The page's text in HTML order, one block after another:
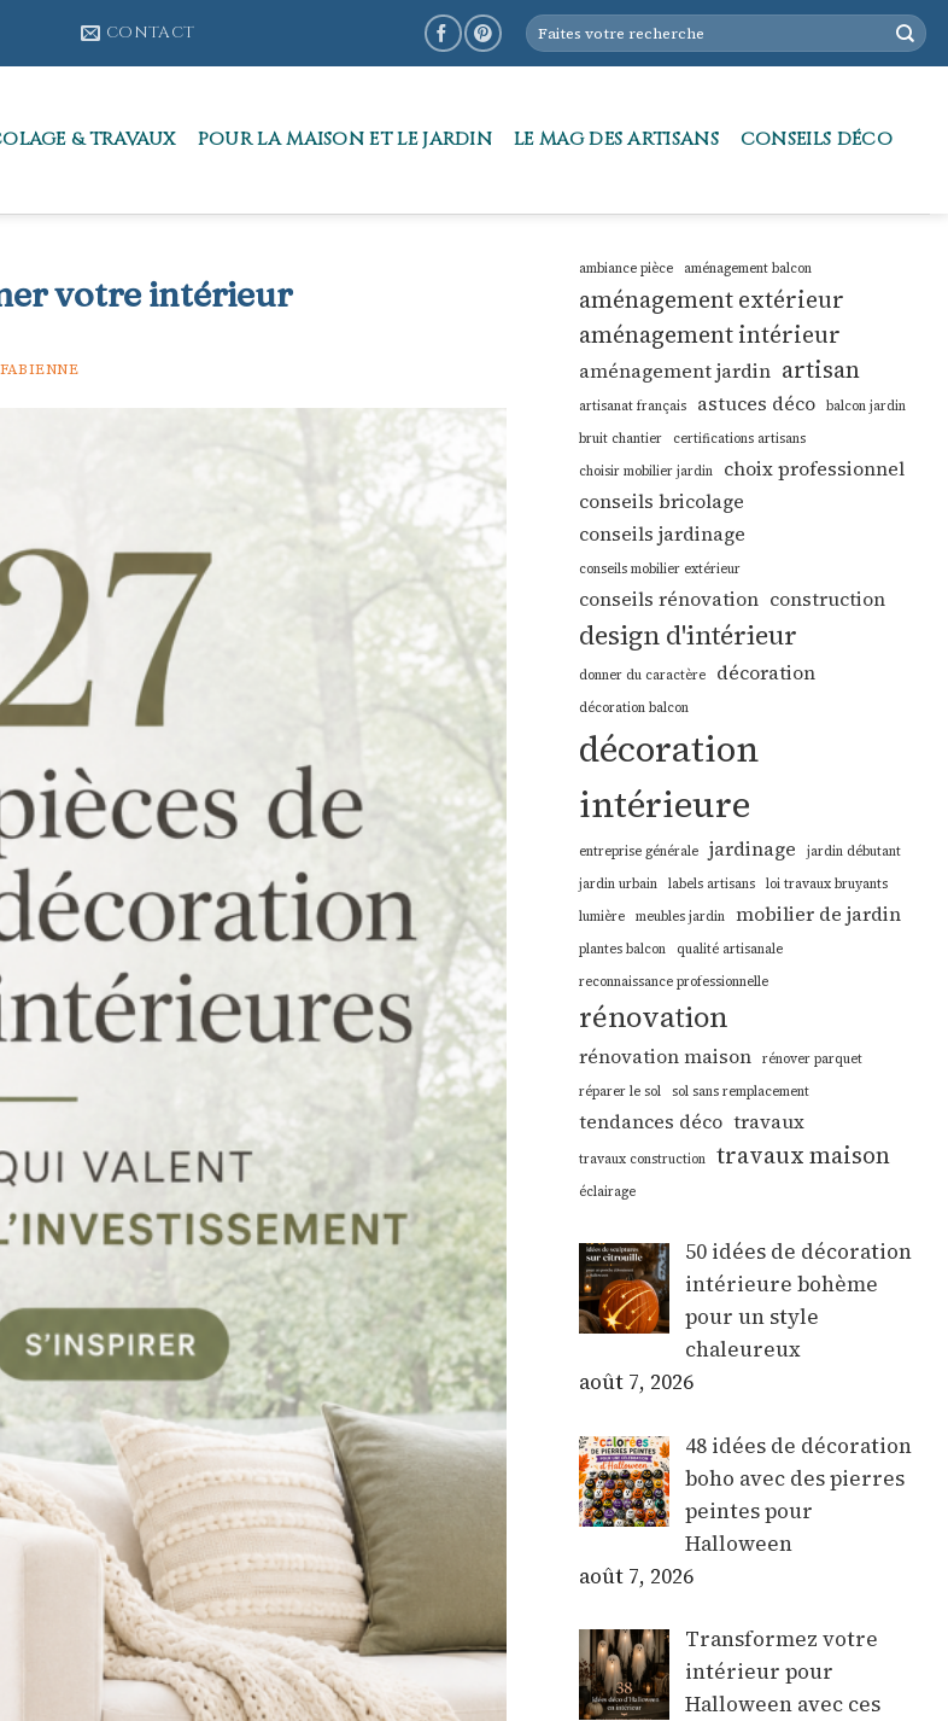
CONTACT
& TRAVAUX POUR LA MAISON ET LE JARDIN LE MAG DES ARTISANS CONSEILS DÉCO
votre intérieur
FABIENNE
ambiance pièce aménagement balcon
aménagement extérieur
aménagement intérieur
aménagement jardin artisan
artisanat français astuces déco balcon jardin
bruit chantier
certifications artisans
choisir mobilier jardin
choix professionnel
conseils bricolage
conseils jardinage
conseils mobilier extérieur
conseils rénovation construction
design d'intérieur
donner du caractère décoration
décoration balcon
décoration
intérieure
entreprise générale jardinage
jardin débutant
jardin urbain labels artisans loi travaux bruyants
lumière meubles jardin mobilier de jardin
plantes balcon
qualité artisanale
reconnaissance professionnelle
rénovation
rénovation maison rénover parquet
réparer le sol sol sans remplacement
tendances déco travaux
travaux construction travaux maison
éclairage
50 idées de décoration
intérieure bohème
pour un style
chaleureux
août 7, 2026
48 idées de décoration
boho avec des pierres
peintes pour
Halloween
août 7, 2026
Transformez votre
intérieur pour
Halloween avec ces